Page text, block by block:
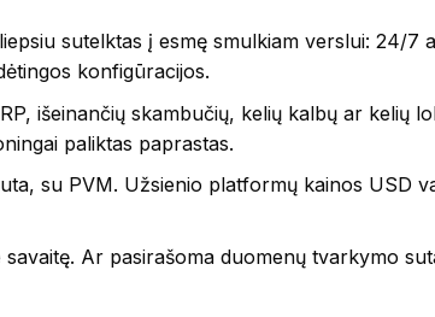
sutelktas į esmę smulkiam verslui: 24/7
konfigūracijos.
išeinančių skambučių, kelių kalbų ar kelių
paliktas paprastas.
su PVM. Užsienio platformų kainos USD
Ar pasirašoma duomenų tvarkymo